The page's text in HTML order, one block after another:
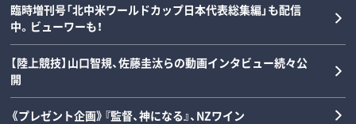
臨時増刊号「北中米ワールドカップ日本代表総集編」も配信
中。ビューワーも！
【陸上競技】山口智規、佐藤圭汰らの動画インタビュー続々公
開
《プレゼント企画》『監督、神になる』、NZワイン